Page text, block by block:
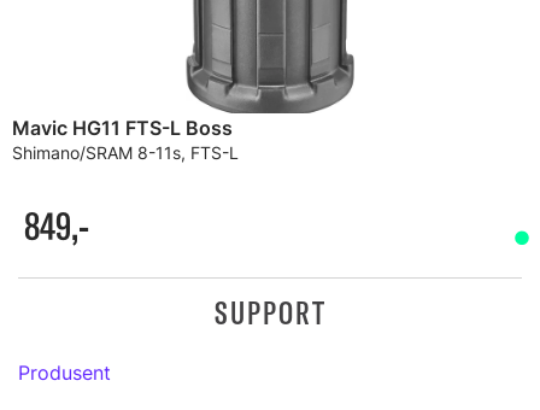
Mavic HG11 FTS-L Boss
Shimano/SRAM 8-11s, FTS-L
849,-
SUPPORT
Produsent